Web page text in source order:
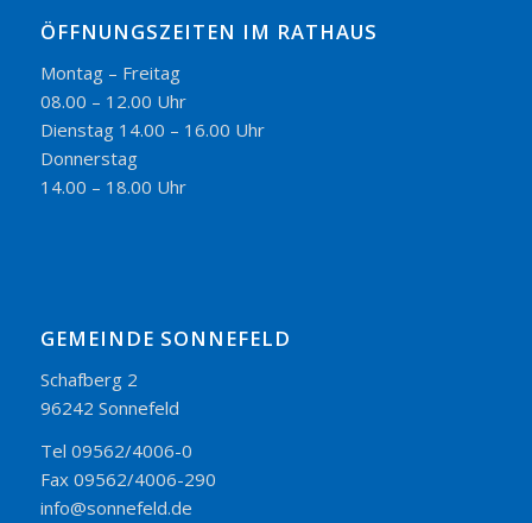
ÖFFNUNGSZEITEN IM RATHAUS
Montag – Freitag
08.00 – 12.00 Uhr
Dienstag 14.00 – 16.00 Uhr
Donnerstag
14.00 – 18.00 Uhr
GEMEINDE SONNEFELD
Schafberg 2
96242 Sonnefeld
Tel 09562/4006-0
Fax 09562/4006-290
info@sonnefeld.de